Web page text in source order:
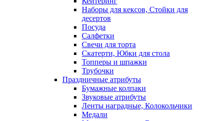
Наборы для кексов, Стойки для
десертов
Посуда
Салфетки
Свечи для торта
Скатерти, Юбки для стола
Топперы и шпажки
Трубочки
Праздничные атрибуты
Бумажные колпаки
Звуковые атрибуты
Ленты наградные, Колокольчики
Медали